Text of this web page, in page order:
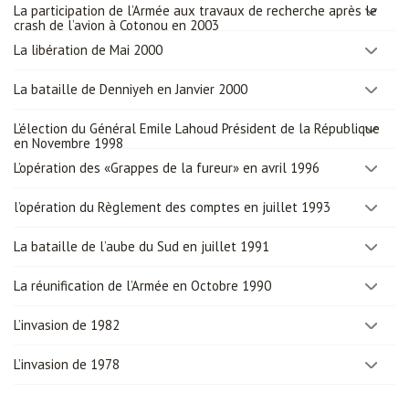
La participation de l’Armée aux travaux de recherche après le
crash de l’avion à Cotonou en 2003
La libération de Mai 2000
La bataille de Denniyeh en Janvier 2000
L’élection du Général Emile Lahoud Président de la République
en Novembre 1998
L’opération des «Grappes de la fureur» en avril 1996
l’opération du Règlement des comptes en juillet 1993
La bataille de l’aube du Sud en juillet 1991
La réunification de l’Armée en Octobre 1990
L’invasion de 1982
L’invasion de 1978